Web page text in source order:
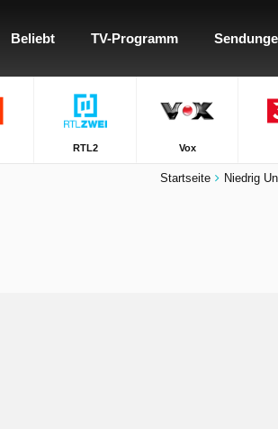
Beliebt TV-Programm
RTL2 Vox
Startseite Niedrig